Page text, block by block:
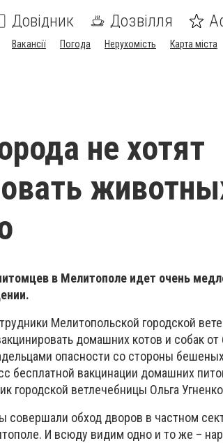
Довідник Дозвілля
Вакансії Погода Нерухомість Карта міста
не хотят
в Мелитополе идет очень
Мелитопольской городской
домашних котов и собак
опасности со стороны
бесплатной вакцинации домашних
городской ветлечебницы Ольга
совершали обход дворов в частном
И всюду видим одно и то же –